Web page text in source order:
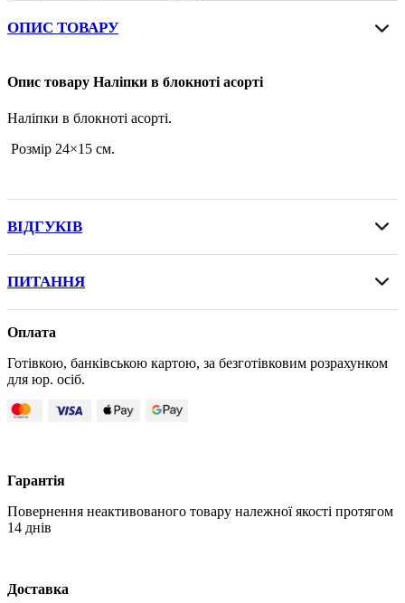
ОПИС ТОВАРУ
Опис товару Наліпки в блокноті асорті
Наліпки в блокноті асорті.
Розмір 24×15 см.
ВІДГУКІВ
ПИТАННЯ
Оплата
Готівкою, банківською картою, за безготівковим розрахунком
для юр. осіб.
Гарантія
Повернення неактивованого товару належної якості протягом
14 днів
Доставка